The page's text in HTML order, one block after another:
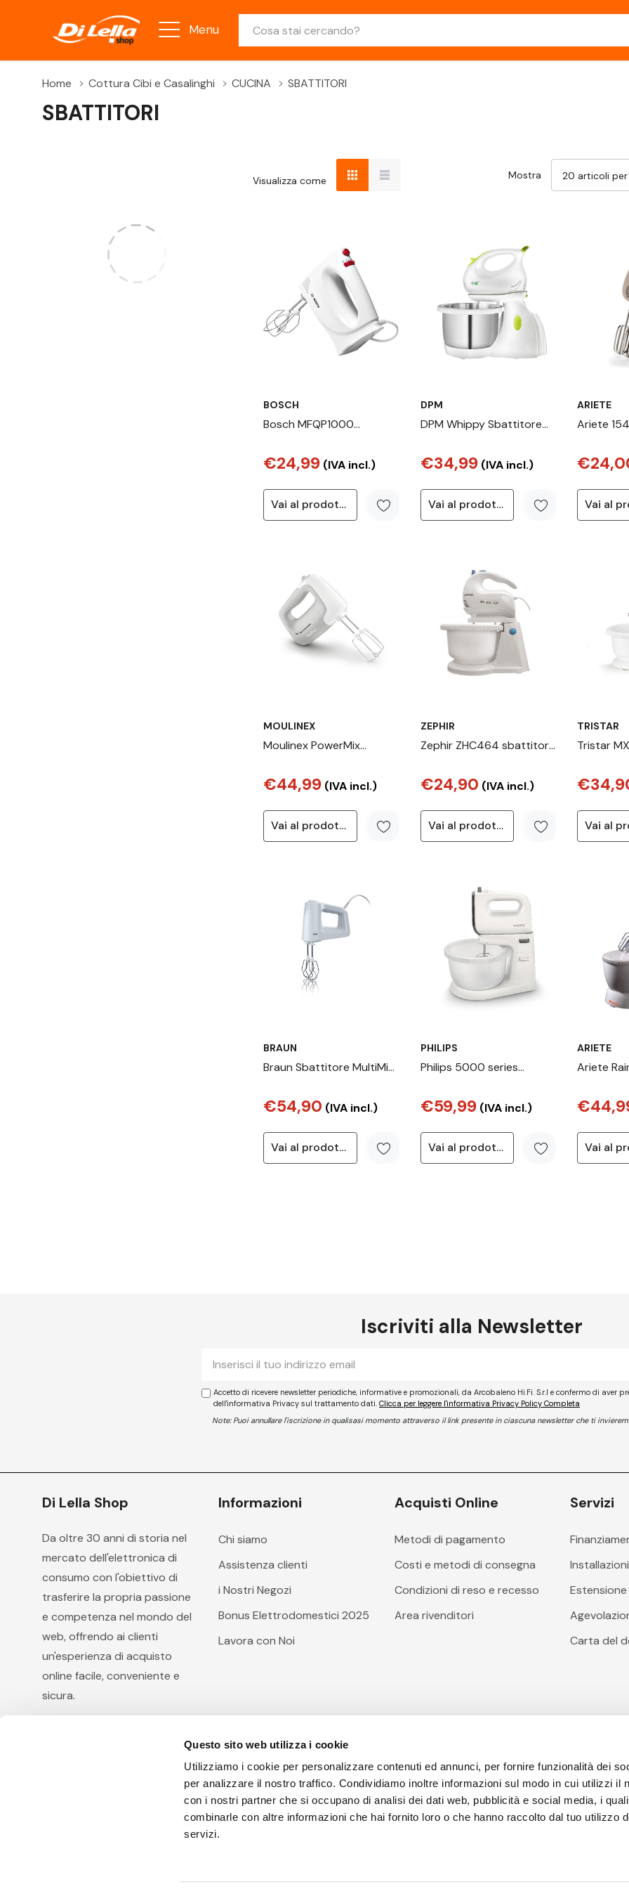
Questo sito web utilizza i cookie
Utilizziamo i cookie per personalizzare contenuti ed annunci, per fornire funzionalità dei
per analizzare il nostro traffico. Condividiamo inoltre informazioni sul modo in cui utilizzi il
con i nostri partner che si occupano di analisi dei dati web, pubblicità e social media, i
combinarle con altre informazioni che hai fornito loro o che hanno raccolto dal tuo utilizzo
servizi.
Menu
Home Cottura Cibi e Casalinghi CUCINA SBATTITORI
SBATTITORI
Visualizza come Mostra
BOSCH
Bosch MFQP1000
300 W Bianco, Rosso
€24,99 (IVA incl.)
Vai al prodotto
DPM
DPM Whippy Sbattitore
Bianco
€34,99 (IVA incl.)
Vai al prodotto
ARIETE
Ariete
velocità,
Grey
MOULINEX
Moulinex PowerMix
elettrico Prep Mix
€44,99 (IVA incl.)
Vai al prodotto
ZEPHIR
Zephir ZHC464 sbattitore
W Bianco
€24,90 (IVA incl.)
Vai al prodotto
TRISTAR
Tristar
BRAUN
Braun Sbattitore MultiMix
€54,90 (IVA incl.)
Vai al prodotto
PHILIPS
Philips 5000 series
€59,99 (IVA incl.)
Vai al prodotto
ARIETE
Ariete
elettrico
set di
Inox -
Iscriviti alla Newsletter
mail
Accetto di ricevere newsletter periodiche, informative e promozionali, da Arcobaleno Hi.Fi. S.r.l e confermo di aver
dell'informativa Privacy sul trattamento dati. Clicca per leggere l'informativa Privacy Policy Completa
Note: Puoi annullare l'iscrizione in qualisasi momento attraverso il link presente in ciascuna newsletter che ti
Di Lella Shop
Da oltre 30 anni di storia nel
mercato dell'elettronica di
consumo con l'obiettivo di
trasferire la propria passione
e competenza nel mondo del
web, offrendo ai clienti
un'esperienza di acquisto
online facile, conveniente e
sicura.
Informazioni
Chi siamo
Assistenza clienti
i Nostri Negozi
Bonus Elettrodomestici 2025
Lavora con Noi
Acquisti Online
Metodi di pagamento
Costi e metodi di consegna
Condizioni di reso e recesso
Area rivenditori
Servizi
Installazioni
Carta del
Arcobaleno Hi.Fi. S.r.l, via Diocleziano 105, 80125 Napoli(NA), Codice Fiscale, Partita I.V.A e Iscrizione al Registro
I.V. - R.E.A.: 801371 E' vietata la riproduzione anche parziale l © Copyright Arcobaleno Hi.Fi. S.r.l. 2023 | Tutti i